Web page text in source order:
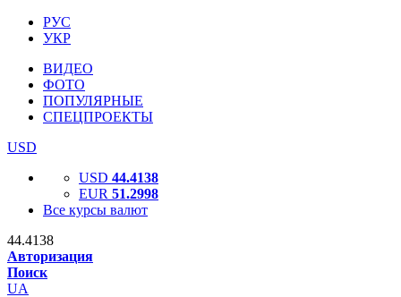
РУС
УКР
ВИДЕО
ФОТО
ПОПУЛЯРНЫЕ
СПЕЦПРОЕКТЫ
USD
USD 44.4138
EUR 51.2998
Все курсы валют
44.4138
Авторизация
Поиск
UA